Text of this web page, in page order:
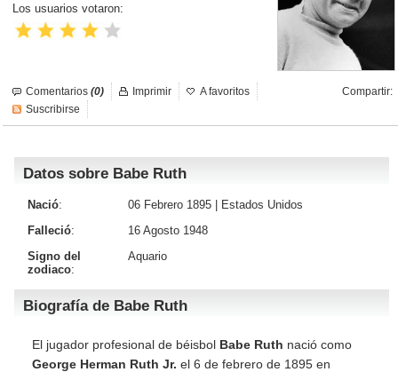
Un día como hoy
Galerías
Iniciar sesión
Los usuarios votaron:
Comentarios (0) Compartir:
Imprimir
A favoritos
Suscribirse
Datos sobre Babe Ruth
Nació: 06 Febrero 1895 |
Estados Unidos
Falleció:
16 Agosto 1948
Signo del
zodiaco:
Aquario
Biografía de Babe Ruth
El jugador profesional de béisbol Babe Ruth nació como
George Herman Ruth Jr. el 6 de febrero de 1895 en